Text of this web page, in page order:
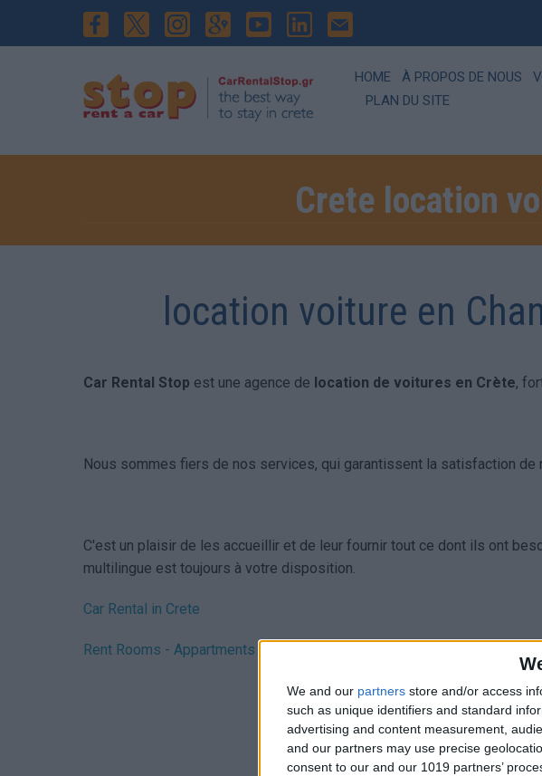
We and our partners store and/or access
such as unique identifiers and standard
advertising and content measurement,
and our partners may use precise
consent to our and our 1019 partners’
HOME À PROPOS DE NOUS
PLAN DU SITE
Crete location
location voiture en
Car Rental Stop est une agence de location de voitures en Crète,
Nous sommes fiers de nos services, qui garantissent la satisfaction
C'est un plaisir de les accueillir et de leur fournir tout ce dont ils ont
multilingue est toujours à votre disposition.
Car Rental in Crete
Rent Rooms - Appartments on the beach